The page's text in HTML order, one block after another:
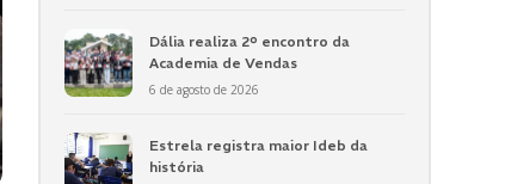
Dália realiza 2º encontro da
Academia de Vendas
6 de agosto de 2026
Estrela registra maior Ideb da
história